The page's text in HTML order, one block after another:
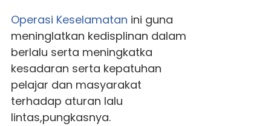
Operasi Keselamatan ini guna
meninglatkan kedisplinan dalam
berlalu serta meningkatka
kesadaran serta kepatuhan
pelajar dan masyarakat
terhadap aturan lalu
lintas,pungkasnya.